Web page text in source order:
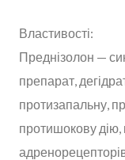
Властивості:
Преднізолон —
препарат,
протизапальну,
протишокову дію,